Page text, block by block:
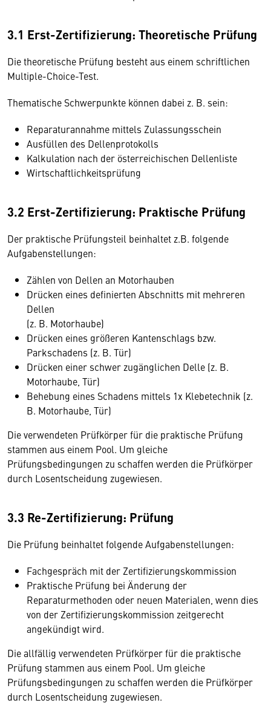
3.1 Erst-Zertifizierung: Theoretische Prüfung
Die theoretische Prüfung besteht aus einem schriftlichen
Multiple-Choice-Test.
Thematische Schwerpunkte können dabei z. B. sein:
Reparaturannahme mittels Zulassungsschein
Ausfüllen des Dellenprotokolls
Kalkulation nach der österreichischen Dellenliste
Wirtschaftlichkeitsprüfung
3.2 Erst-Zertifizierung: Praktische Prüfung
Der praktische Prüfungsteil beinhaltet z.B. folgende
Aufgabenstellungen:
Zählen von Dellen an Motorhauben
Drücken eines definierten Abschnitts mit mehreren
Dellen
(z. B. Motorhaube)
Drücken eines größeren Kantenschlags bzw.
Parkschadens (z. B. Tür)
Drücken einer schwer zugänglichen Delle (z. B.
Motorhaube, Tür)
Behebung eines Schadens mittels 1x Klebetechnik (z.
B. Motorhaube, Tür)
Die verwendeten Prüfkörper für die praktische Prüfung
stammen aus einem Pool. Um gleiche
Prüfungsbedingungen zu schaffen werden die Prüfkörper
durch Losentscheidung zugewiesen.
3.3 Re-Zertifizierung: Prüfung
Die Prüfung beinhaltet folgende Aufgabenstellungen:
Fachgespräch mit der Zertifizierungskommission
Praktische Prüfung bei Änderung der
Reparaturmethoden oder neuen Materialen, wenn dies
von der Zertifizierungskommission zeitgerecht
angekündigt wird.
Die allfällig verwendeten Prüfkörper für die praktische
Prüfung stammen aus einem Pool. Um gleiche
Prüfungsbedingungen zu schaffen werden die Prüfkörper
durch Losentscheidung zugewiesen.